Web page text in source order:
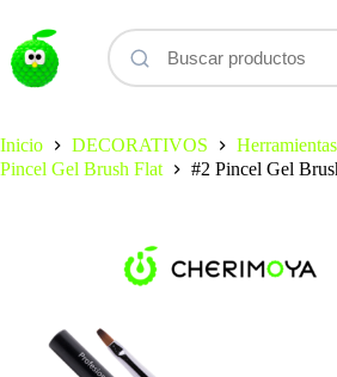
contenido
Inicio
DECORATIVOS
Herramientas
Pincel Gel Brush Flat
#2 Pincel Gel